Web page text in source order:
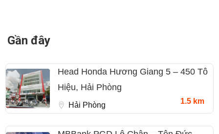
Gần đây
Head Honda Hương Giang 5 – 450 Tô
Hiệu, Hải Phòng
Hải Phòng 1.5 km